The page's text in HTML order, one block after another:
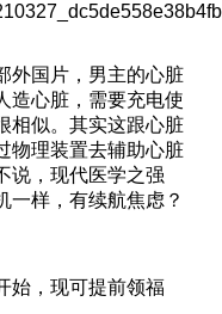
外国片，男主的心脏
造心脏，需要充电使
相似。其实这跟心脏
物理装置去辅助心脏
说，现代医学之强
一样，有续航焦虑？
始，现可提前领福